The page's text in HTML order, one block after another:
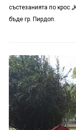
състезанията по крос
бъде гр. Пирдоп.